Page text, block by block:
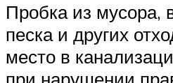
Пробка из мусора,
песка и других
место в